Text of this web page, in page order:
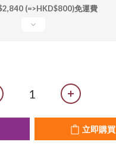
(=>HKD$800)免運費
立即購買